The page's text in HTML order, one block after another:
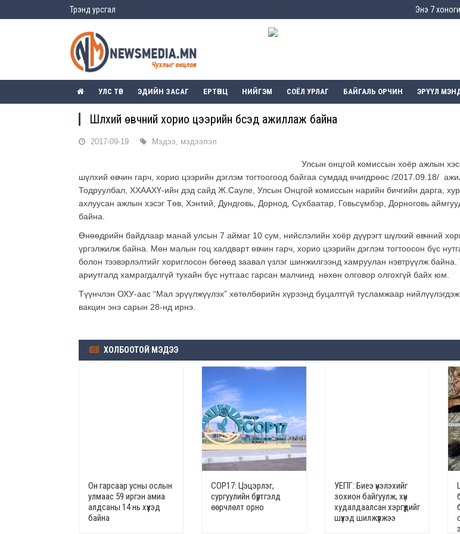
Трэнд урсгал Энэ 7
УЛС ТӨР ЭДИЙН ЗАСАГ ЕРТӨНЦ НИЙГЭМ СОЁЛ УРЛАГ БАЙГАЛЬ ОРЧИН ЭРҮҮЛ
Шүлхий өвчний хорио цээрийн бүсэд ажиллаж байна
2017-09-19 Мэдээ, мэдээлэл
Улсын онцгой комиссын хоёр ажлын
шүлхий өвчин гарч, хорио цээрийн дэглэм тогтоогоод байгаа сумдад өчигдрөөс /2017.09.18/
Тодруулбал, ХХААХҮ-ийн дэд сайд Ж.Сауле, Улсын Онцгой комиссын нарийн бичгийн дарга,
ахлуусан ажлын хэсэг Төв, Хэнтий, Дундговь, Дорнод, Сүхбаатар, Говьсүмбэр, Дорноговь
байна.
Өнөөдрийн байдлаар манай улсын 7 аймаг 10 сум, нийслэлийн хоёр дүүрэгт шүлхий өвчний
үргэлжилж байна. Мөн малын гоц халдварт өвчин гарч, хорио цээрийн дэглэм тогтоосон бүс
болон тээвэрлэлтийг хориглосон бөгөөд заавал үзлэг шинжилгээнд хамруулан нэвтрүүлж байна.
ариутгалд хамрагдалгүй тухайн бүс нутгаас гарсан малчинд нөхөн олговор олгохгүй байх юм.
Түүнчлэн ОХУ-аас “Мал эрүүлжүүлэх” хөтөлбөрийн хүрээнд буцалтгүй тусламжаар
вакцин энэ сарын 28-нд ирнэ.
ХОЛБООТОЙ МЭДЭЭ
Он гарсаар усны ослын
улмаас 59 иргэн амиа
алдсаны 14 нь хүүхэд
байна
СОР17: Цэцэрлэг,
сургуулийн бүртгэлд
өөрчлөлт орно
УЕПГ: Биеэ үнэлэхийг
зохион байгуулж, хүн
худалдаалсан хэргүүдийг
шүүхэд шилжүүлжээ